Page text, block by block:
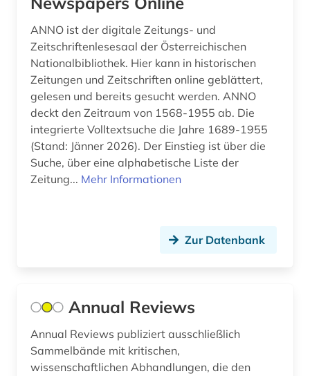
europa exportindustrie einkauf führer (1)
europa patent (2)
europa patentschrift (1)
european patent office (1)
europäische gemeinschaft (1)
evaluation (3)
explosionen (1)
exponat (1)
ANNO ist der digitale Zeitungs- und
Zeitschriftenlesesaal der Österreichischen
Nationalbibliothek. Hier kann in historischen
Zeitungen und Zeitschriften online geblättert,
gelesen und bereits gesucht werden. ANNO
deckt den Zeitraum von 1568-1955 ab. Die
integrierte Volltextsuche die Jahre 1689-1955
(Stand: Jänner 2026). Der Einstieg ist über die
Suche, über eine alphabetische Liste der
Zeitung... Mehr Informationen
Zur Datenbank
Annual Reviews
Annual Reviews publiziert ausschließlich
Sammelbände mit kritischen,
wissenschaftlichen Abhandlungen, die den